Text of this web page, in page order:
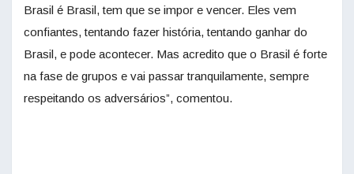
Brasil é Brasil, tem que se impor e vencer. Eles vem
confiantes, tentando fazer história, tentando ganhar do
Brasil, e pode acontecer. Mas acredito que o Brasil é forte
na fase de grupos e vai passar tranquilamente, sempre
respeitando os adversários”, comentou.